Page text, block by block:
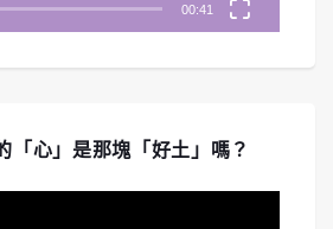
00:41
「心」是那塊「好土」嗎？